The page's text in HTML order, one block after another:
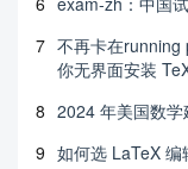
7 不再卡在running
你无界面安装
8 2024 年美国数
9 如何选 LaTeX 编